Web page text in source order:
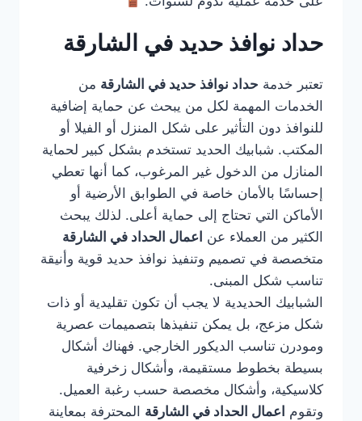
حداد نوافذ حديد في الشارقة
تعتبر خدمة حداد نوافذ حديد في الشارقة من
الخدمات المهمة لكل من يبحث عن حماية إضافية
للنوافذ دون التأثير على شكل المنزل أو الفيلا أو
المكتب. شبابيك الحديد تستخدم بشكل كبير لحماية
المنازل من الدخول غير المرغوب، كما أنها تعطي
إحساسًا بالأمان خاصة في الطوابق الأرضية أو
الأماكن التي تحتاج إلى حماية أعلى. لذلك يبحث
الكثير من العملاء عن اعمال الحداد في الشارقة
متخصصة في تصميم وتنفيذ نوافذ حديد قوية وأنيقة
تناسب شكل المبنى.
الشبابيك الحديدية لا يجب أن تكون تقليدية أو ذات
شكل مزعج، بل يمكن تنفيذها بتصميمات عصرية
ومودرن تناسب الديكور الخارجي. فهناك أشكال
بسيطة بخطوط مستقيمة، وأشكال زخرفية
كلاسيكية، وأشكال مخصصة حسب رغبة العميل.
وتقوم اعمال الحداد في الشارقة المحترفة بمعاينة